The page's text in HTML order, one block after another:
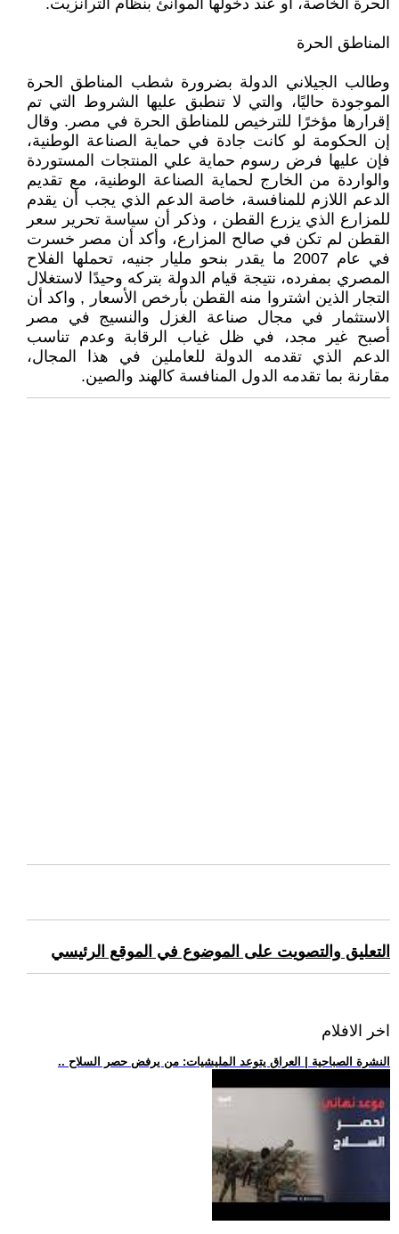
الحرة الخاصة، أو عند دخولها الموانئ بنظام الترانزيت.
المناطق الحرة
وطالب الجيلاني الدولة بضرورة شطب المناطق الحرة
الموجودة حاليًا، والتي لا تنطبق عليها الشروط التي تم
إقرارها مؤخرًا للترخيص للمناطق الحرة في مصر. وقال
إن الحكومة لو كانت جادة في حماية الصناعة الوطنية،
فإن عليها فرض رسوم حماية علي المنتجات المستوردة
والواردة من الخارج لحماية الصناعة الوطنية، مع تقديم
الدعم اللازم للمنافسة، خاصة الدعم الذي يجب أن يقدم
للمزارع الذي يزرع القطن ، وذكر أن سياسة تحرير سعر
القطن لم تكن في صالح المزارع، وأكد أن مصر خسرت
في عام 2007 ما يقدر بنحو مليار جنيه، تحملها الفلاح
المصري بمفرده، نتيجة قيام الدولة بتركه وحيدًا لاستغلال
التجار الذين اشتروا منه القطن بأرخص الأسعار , واكد أن
الاستثمار في مجال صناعة الغزل والنسيج في مصر
أصبح غير مجد، في ظل غياب الرقابة وعدم تناسب
الدعم الذي تقدمه الدولة للعاملين في هذا المجال،
مقارنة بما تقدمه الدول المنافسة كالهند والصين.
التعليق والتصويت على الموضوع في الموقع الرئيسي
اخر الافلام
.. النشرة الصباحية | العراق يتوعد المليشيات: من يرفض حصر السلاح